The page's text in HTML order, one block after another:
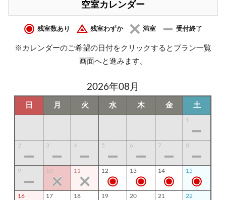
空室カレンダー
残室数あり 残室わずか 満室 受付終了
※カレンダーのご希望の日付をクリックするとプラン一覧
画面へと進みます。
2026年08月
日 月 火 水 木 金 土
1
2 3 4 5 6 7 8
9 10 11 12 13 14 15
16 17 18 19 20 21 22